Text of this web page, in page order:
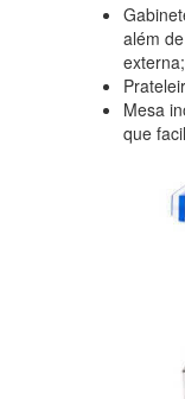
além
externa;
Mesa
que